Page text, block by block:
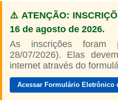
⚠️ ATENÇÃO:
16 de agosto de 2026.
As inscrições foram
28/07/2026). Elas
internet através do
Acessar Formulário